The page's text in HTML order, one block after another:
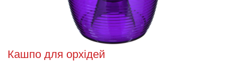
Кашпо для орхідей